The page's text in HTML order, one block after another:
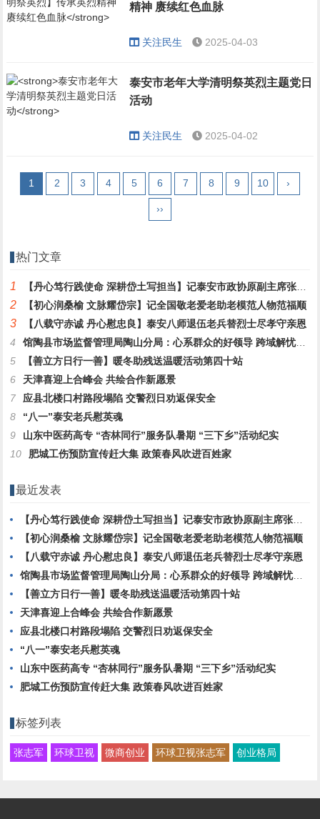
精神 赓续红色血脉
关注民生 2025-04-03
泰安市老年大学清明祭英烈主题党日
活动
关注民生 2025-04-02
1 2 3 4 5 6 7 8 9 10 ›
››
热门文章
1 【丹心笃行践使命 深耕岱土写担当】记泰安市政协原副主席张庆明履职实绩与家国情怀
2 【初心润桑榆 文脉耀岱宗】记全国敬老爱老助老模范人物范福顺
3
【八载守赤诚 丹心慰忠良】泰安八师退伍老兵替烈士尽孝守亲恩
4
馆陶县市场监督管理局陶山分局：心系群众的好领导 跨域解忧显担当
5
【善立方日行一善】暖冬助残送温暖活动第四十站
6
天津喜迎上合峰会 共绘合作新愿景
7
应县北楼口村路段塌陷 交警烈日劝返保安全
8
“八一”泰安老兵慰英魂
9
山东中医药高专 “杏林同行”服务队暑期 “三下乡”活动纪实
10
肥城工伤预防宣传赶大集 政策春风吹进百姓家
最近发表
【丹心笃行践使命 深耕岱土写担当】记泰安市政协原副主席张庆明履职实绩与家国情怀
【初心润桑榆 文脉耀岱宗】记全国敬老爱老助老模范人物范福顺
【八载守赤诚 丹心慰忠良】泰安八师退伍老兵替烈士尽孝守亲恩
馆陶县市场监督管理局陶山分局：心系群众的好领导 跨域解忧显担当
【善立方日行一善】暖冬助残送温暖活动第四十站
天津喜迎上合峰会 共绘合作新愿景
应县北楼口村路段塌陷 交警烈日劝返保安全
“八一”泰安老兵慰英魂
山东中医药高专 “杏林同行”服务队暑期 “三下乡”活动纪实
肥城工伤预防宣传赶大集 政策春风吹进百姓家
标签列表
张志军 环球卫视 微商创业 环球卫视张志军 创业格局